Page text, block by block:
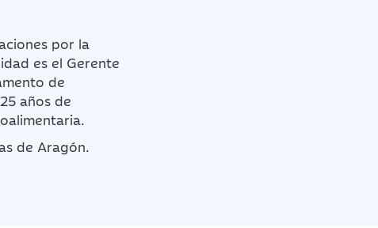
por la
es el Gerente
de
años de
de Aragón.